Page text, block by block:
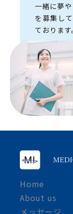
一緒に夢
を募集して
ております
Home
About us